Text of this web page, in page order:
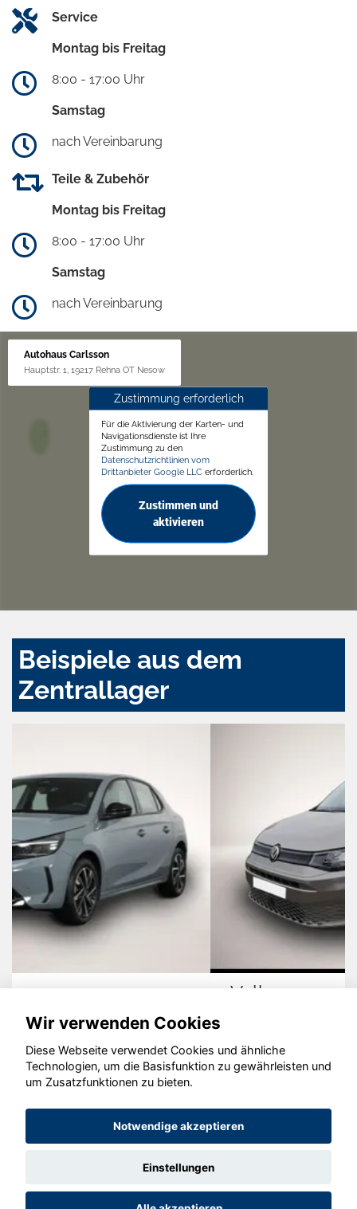
Service
Montag bis Freitag
8:00 - 17:00 Uhr
Samstag
nach Vereinbarung
Teile & Zubehör
Montag bis Freitag
8:00 - 17:00 Uhr
Samstag
nach Vereinbarung
Autohaus Carlsson
Hauptstr. 1, 19217 Rehna OT Nesow
Zustimmung erforderlich
Für die Aktivierung der Karten- und
Navigationsdienste ist Ihre
Zustimmung zu den
Datenschutzrichtlinien vom
Drittanbieter Google LLC erforderlich.
Zustimmen und
aktivieren
Beispiele aus dem
Zentrallager
© konjunkturmotor.de GmbH 2020 - 2026
Wir verwenden Cookies
Diese Webseite verwendet Cookies und ähnliche
Technologien, um die Basisfunktion zu gewährleisten und
um Zusatzfunktionen zu bieten.
Notwendige akzeptieren
Einstellungen